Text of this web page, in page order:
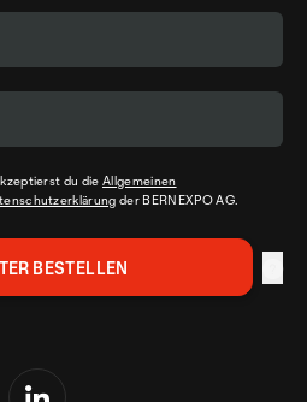
du dieAllgemeinen
der BERNEXPO AG.